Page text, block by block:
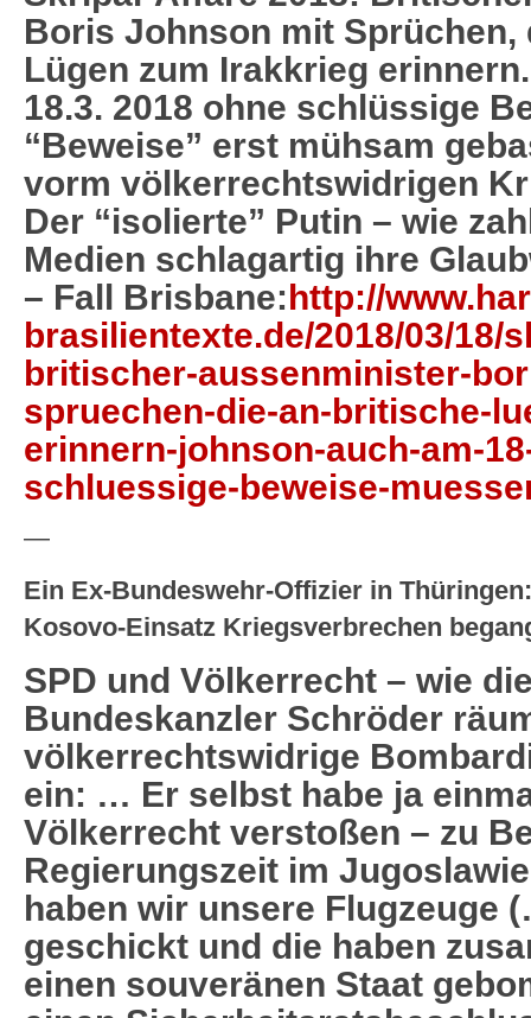
Boris Johnson mit Sprüchen,
Lügen zum Irakkrieg
18.3. 2018 ohne schlüssige
“Beweise” erst mühsam
vorm völkerrechtswidrigen
Der “isolierte” Putin – wie
Medien schlagartig ihre
– Fall Brisbane:http://
brasilientexte.de/2018/03/18/
britischer-aussenminister-
spruechen-die-an-britische-
erinnern-johnson-auch-am-
schluessige-beweise-
—
Ein Ex-Bundeswehr-Offizier in
Kosovo-Einsatz Kriegsverbrechen
SPD und Völkerrecht – wie
Bundeskanzler Schröder
völkerrechtswidrige
ein: … Er selbst habe ja
Völkerrecht verstoßen – zu
Regierungszeit im
haben wir unsere Flugzeuge
geschickt und die haben
einen souveränen Staat